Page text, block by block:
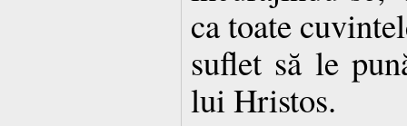
ca toate
suflet să le
lui Hristos.